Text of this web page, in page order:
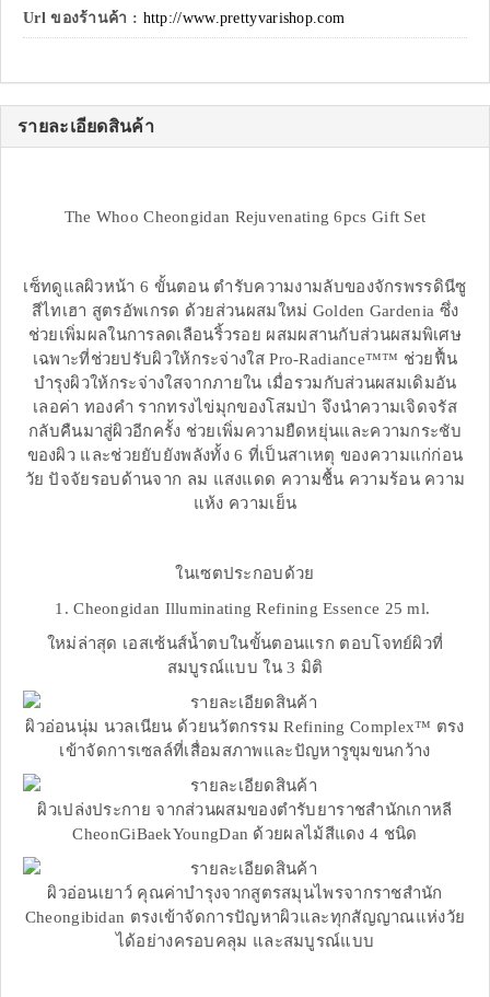
Url ของร้านค้า : http://www.prettyvarishop.com
รายละเอียดสินค้า
The Whoo Cheongidan Rejuvenating 6pcs Gift Set
เซ็ทดูแลผิวหน้า 6 ขั้นตอน ตำรับความงามลับของจักรพรรดินีซู
สีไทเฮา สูตรอัพเกรด ด้วยส่วนผสมใหม่ Golden Gardenia ซึ่ง
ช่วยเพิ่มผลในการลดเลือนริ้วรอย ผสมผสานกับส่วนผสมพิเศษ
เฉพาะที่ช่วยปรับผิวให้กระจ่างใส Pro-Radiance™™ ช่วยฟื้น
บำรุงผิวให้กระจ่างใสจากภายใน เมื่อรวมกับส่วนผสมเดิมอัน
เลอค่า ทองคำ รากทรงไข่มุกของโสมป่า จึงนำความเจิดจรัส
กลับคืนมาสู่ผิวอีกครั้ง ช่วยเพิ่มความยืดหยุ่นและความกระชับ
ของผิว และช่วยยับยังพลังทั้ง 6 ที่เป็นสาเหตุ ของความแก่ก่อน
วัย ปัจจัยรอบด้านจาก ลม แสงแดด ความชื้น ความร้อน ความ
แห้ง ความเย็น
ในเซตประกอบด้วย
1. Cheongidan Illuminating Refining Essence 25 ml.
ใหม่ล่าสุด เอสเซ้นส์น้ำตบในขั้นตอนแรก ตอบโจทย์ผิวที่
สมบูรณ์แบบ ใน 3 มิติ
ผิวอ่อนนุ่ม นวลเนียน ด้วยนวัตกรรม Refining Complex™ ตรง
เข้าจัดการเซลล์ที่เสื่อมสภาพและปัญหารูขุมขนกว้าง
ผิวเปล่งประกาย จากส่วนผสมของตำรับยาราชสำนักเกาหลี
CheonGiBaekYoungDan ด้วยผลไม้สีแดง 4 ชนิด
ผิวอ่อนเยาว์ คุณค่าบำรุงจากสูตรสมุนไพรจากราชสำนัก
Cheongibidan ตรงเข้าจัดการปัญหาผิวและทุกสัญญาณแห่งวัย
ได้อย่างครอบคลุม และสมบูรณ์แบบ